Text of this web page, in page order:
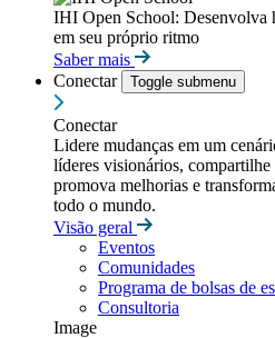
IHI Open School: Desenvolva
em seu próprio ritmo
Saber mais
Conectar
Toggle submenu
Conectar
Lidere mudanças em um
líderes visionários, compartilhe
promova melhorias e
todo o mundo.
Visão geral
Eventos
Comunidades
Programa de bolsas de
Consultoria
Image